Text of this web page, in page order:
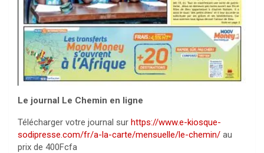
Le journal Le Chemin en ligne
Télécharger votre journal sur https://www.e-kiosque-
sodipresse.com/fr/a-la-carte/mensuelle/le-chemin/ au
prix de 400Fcfa